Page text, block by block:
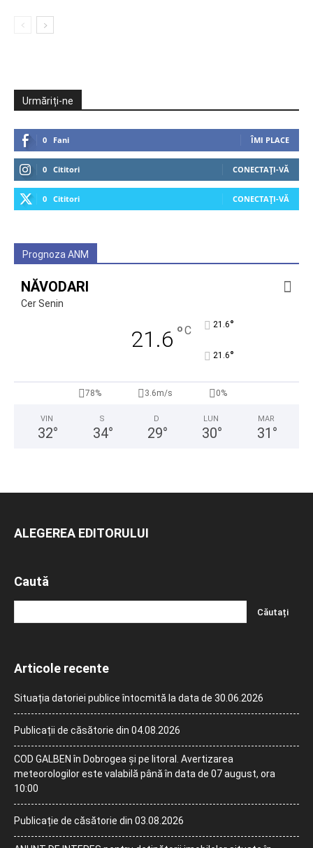
Urmăriți-ne
0 Fani ÎMI PLACE
0 Cititori CONECTAȚI-VĂ
0 Cititori CONECTAȚI-VĂ
Prognoza ANM
NĂVODARI
Cer Senin
21.6 °C 21.6°
21.6°
78% 3.6m/s 0%
VIN
32°
S
34°
D
29°
LUN
30°
MAR
31 °
ALEGEREA EDITORULUI
Caută
Articole recente
Situația datoriei publice întocmită la data de 30.06.2026
Publicații de căsătorie din 04.08.2026
COD GALBEN în Dobrogea și pe litoral. Avertizarea
meteorologilor este valabilă până în data de 07 august, ora
10:00
Publicație de căsătorie din 03.08.2026